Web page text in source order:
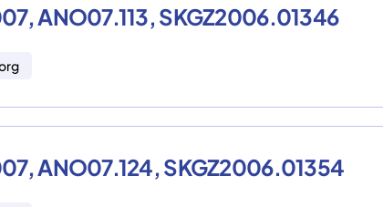
ANO07.113, SKGZ2006.01346
ANO07.124, SKGZ2006.01354